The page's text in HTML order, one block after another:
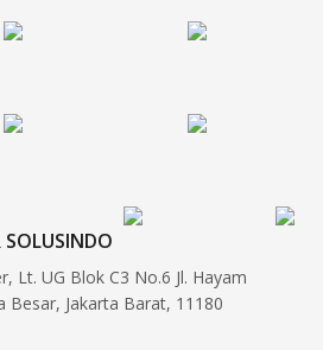
Lt. UG Blok C3 No.6 Jl. Hayam
Besar, Jakarta Barat, 11180